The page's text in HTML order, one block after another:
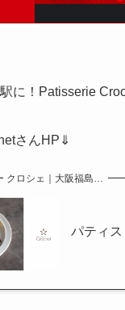
に！Patisserie
さんHP⇓
クロシェ｜大阪福島…
パティ